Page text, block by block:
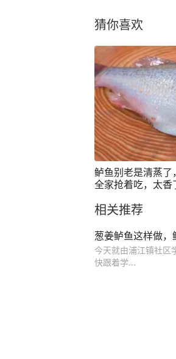
猜你喜欢
鲈鱼别老是清蒸
全家抢着吃，太香
相关推荐
葱姜鲈鱼这样做，
今天就由浦江镇社区
快跟着学...